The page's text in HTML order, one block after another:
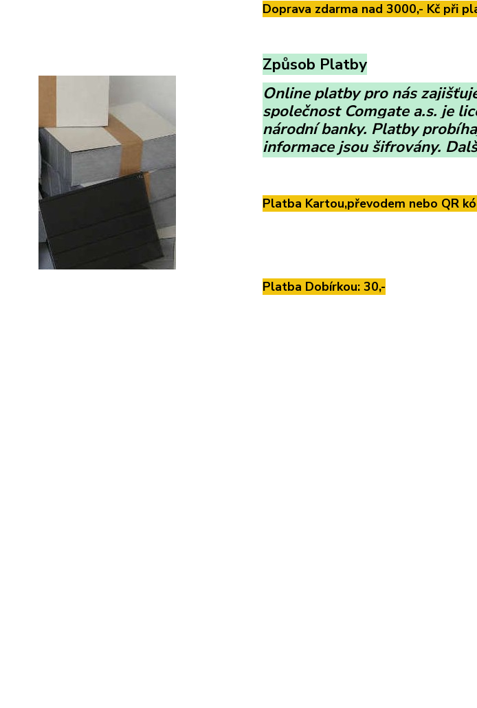
Doprava zdarma nad 3000,- Kč při
Způsob Platby
Online platby pro nás
společnost Comgate a.s. je
národní banky. Platby
informace jsou šifrovány.
Platba Kartou,převodem nebo QR
Platba Dobírkou: 30,-